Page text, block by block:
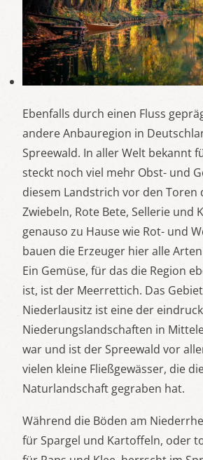
Ebenfalls durch einen Fluss
andere Anbauregion in
Spreewald. In aller Welt bekannt
steckt noch viel mehr Obst- und
diesem Landstrich vor den Toren
Zwiebeln, Rote Bete, Sellerie und
genauso zu Hause wie Rot- und
bauen die Erzeuger hier alle
Ein Gemüse, für das die Region
ist, ist der Meerrettich. Das
Niederlausitz ist eine der
Niederungslandschaften in
war und ist der Spreewald vor
vielen kleine Fließgewässer, die
Naturlandschaft gegraben hat.
Während die Böden am
für Spargel und Kartoffeln, oder